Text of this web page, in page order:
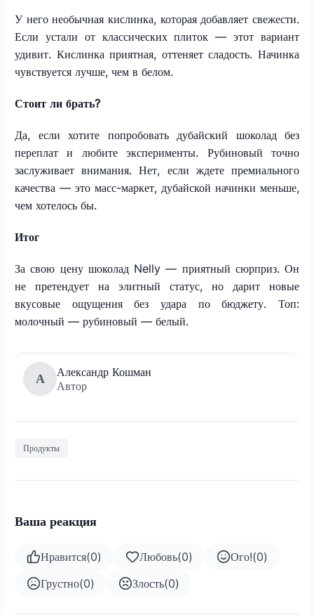
У него необычная кислинка, которая добавляет свежести.
Если устали от классических плиток — этот вариант
удивит. Кислинка приятная, оттеняет сладость. Начинка
чувствуется лучше, чем в белом.
Стоит ли брать?
Да, если хотите попробовать дубайский шоколад без
переплат и любите эксперименты. Рубиновый точно
заслуживает внимания. Нет, если ждете премиального
качества — это масс-маркет, дубайской начинки меньше,
чем хотелось бы.
Итог
За свою цену шоколад Nelly — приятный сюрприз. Он
не претендует на элитный статус, но дарит новые
вкусовые ощущения без удара по бюджету. Топ:
молочный — рубиновый — белый.
А
Александр Кошман
Автор
Продукты
Ваша реакция
Нравится(0) Любовь(0) Ого!(0)
Грустно(0) Злость(0)